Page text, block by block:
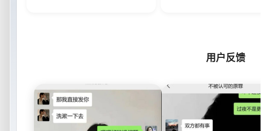
用户反馈